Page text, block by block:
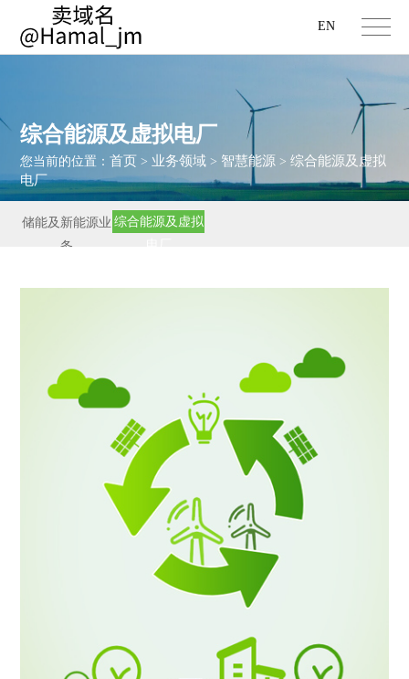
EN
综合能源及虚拟电厂
您当前的位置：首页 > 业务领域 > 智慧能源 >综合能源及虚拟
电厂
储能及新能源业
务
综合能源及虚拟